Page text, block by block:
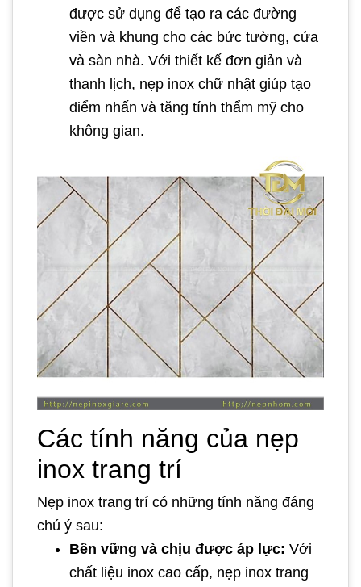
được sử dụng để tạo ra các đường
viền và khung cho các bức tường, cửa
và sàn nhà. Với thiết kế đơn giản và
thanh lịch, nẹp inox chữ nhật giúp tạo
điểm nhấn và tăng tính thẩm mỹ cho
không gian.
Các tính năng của nẹp
inox trang trí
Nẹp inox trang trí có những tính năng đáng
chú ý sau:
Bền vững và chịu được áp lực: Với
chất liệu inox cao cấp, nẹp inox trang